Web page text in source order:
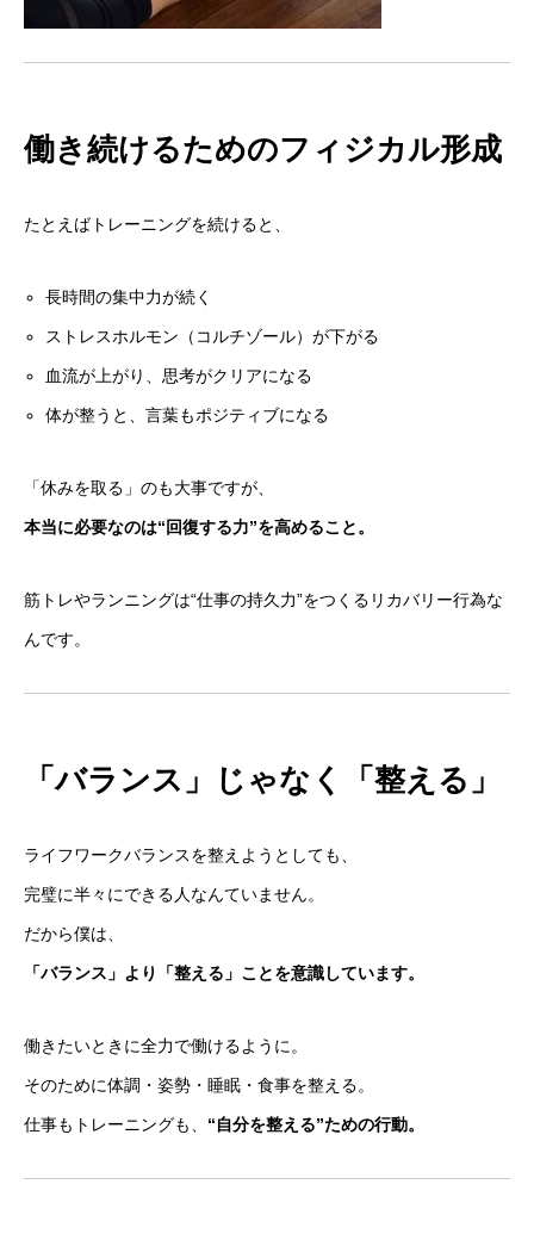
働き続けるためのフィジカル形成
たとえばトレーニングを続けると、
長時間の集中力が続く
ストレスホルモン（コルチゾール）が下がる
血流が上がり、思考がクリアになる
体が整うと、言葉もポジティブになる
「休みを取る」のも大事ですが、
本当に必要なのは“回復する力”を高めること。
筋トレやランニングは“仕事の持久力”をつくるリカバリー行為な
んです。
「バランス」じゃなく「整える」
ライフワークバランスを整えようとしても、
完璧に半々にできる人なんていません。
だから僕は、
「バランス」より「整える」ことを意識しています。
働きたいときに全力で働けるように。
そのために体調・姿勢・睡眠・食事を整える。
仕事もトレーニングも、 “自分を整える”ための行動。